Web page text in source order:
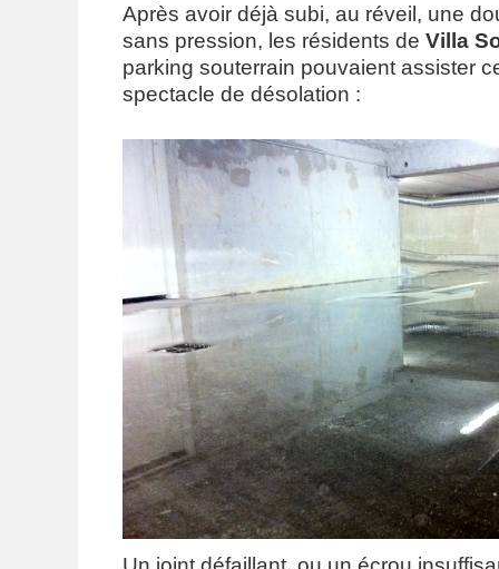
Après avoir déjà subi, au réveil, une
sans pression, les résidents de Villa
parking souterrain pouvaient assister
spectacle de désolation :